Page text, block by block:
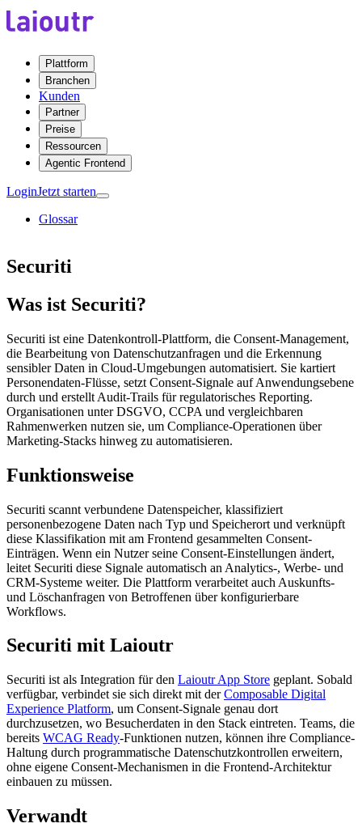
Plattform
Branchen
Kunden
Partner
Preise
Ressourcen
Agentic Frontend
LoginJetzt starten
Glossar
Securiti
Was ist Securiti?
Securiti ist eine Datenkontroll-Plattform, die Consent-Management,
die Bearbeitung von Datenschutzanfragen und die Erkennung
sensibler Daten in Cloud-Umgebungen automatisiert. Sie kartiert
Personendaten-Flüsse, setzt Consent-Signale auf Anwendungsebene
durch und erstellt Audit-Trails für regulatorisches Reporting.
Organisationen unter DSGVO, CCPA und vergleichbaren
Rahmenwerken nutzen sie, um Compliance-Operationen über
Marketing-Stacks hinweg zu automatisieren.
Funktionsweise
Securiti scannt verbundene Datenspeicher, klassifiziert
personenbezogene Daten nach Typ und Speicherort und verknüpft
diese Klassifikation mit am Frontend gesammelten Consent-
Einträgen. Wenn ein Nutzer seine Consent-Einstellungen ändert,
leitet Securiti diese Signale automatisch an Analytics-, Werbe- und
CRM-Systeme weiter. Die Plattform verarbeitet auch Auskunfts-
und Löschanfragen von Betroffenen über konfigurierbare
Workflows.
Securiti mit Laioutr
Securiti ist als Integration für den Laioutr App Store geplant. Sobald
verfügbar, verbindet sie sich direkt mit derComposable Digital
Experience Platform, um Consent-Signale genau dort
durchzusetzen, wo Besucherdaten in den Stack eintreten. Teams, die
bereits WCAG Ready-Funktionen nutzen, können ihre Compliance-
Haltung durch programmatische Datenschutzkontrollen erweitern,
ohne eigene Consent-Mechanismen in die Frontend-Architektur
einbauen zu müssen.
Verwandt